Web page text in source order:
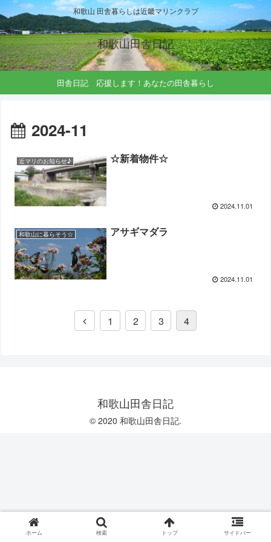
和歌山 田舎暮らしは近畿マリンクラブ
和歌山田舎日記
田舎日記 応援します！あなたの田舎暮らし
2024-11
近マリのお知らせ♪ ☆新着物件☆
2024.11.01
和歌山に暮らそう☆ アサギマダラ
2024.11.01
1 2 3 4
和歌山田舎日記
© 2020 和歌山田舎日記.
ホーム 検索 トップ サイドバー